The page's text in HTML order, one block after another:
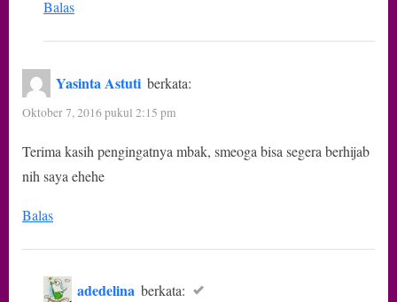
Balas
Yasinta Astuti berkata:
Oktober 7, 2016 pukul 2:15 pm
Terima kasih pengingatnya mbak, smeoga bisa segera berhijab
nih saya ehehe
Balas
adedelina berkata: